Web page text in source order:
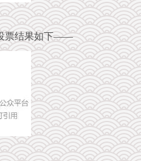
票结果如下——